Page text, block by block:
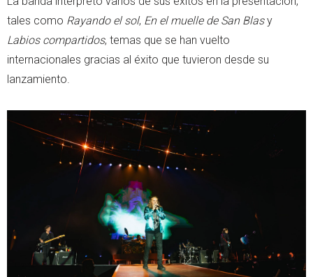
tales como Rayando el sol, En el muelle de San Blasy
Labios compartidos, temas que se han vuelto
internacionales gracias al éxito que tuvieron desde su
lanzamiento.